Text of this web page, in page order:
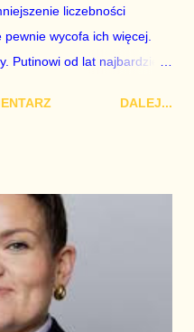
liczebności
wycofa ich więcej.
Putinowi od lat najbardziej
to robi w tej chwili Trump.
zwiększenie amerykańskiej
nie byłoby złe, ale nie
krajowi UE, ponieważ
DALEJ...